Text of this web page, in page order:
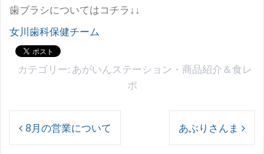
歯ブラシについてはコチラ↓↓
女川歯科保健チーム
カテゴリー: あがいんステーション ・ 商品紹介＆食レ
ポ
投
稿8月の営業について あぶりさんま